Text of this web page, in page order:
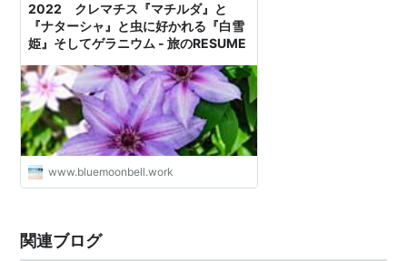
2022 クレマチス『マチルダ』と
『ナターシャ』と虫に好かれる『白雪
姫』そしてゲラニウム - 旅のRESUME
www.bluemoonbell.work
関連ブログ